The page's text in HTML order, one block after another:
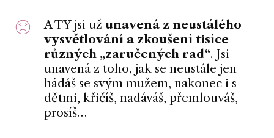
A TY jsi užunavená z neustálého
vysvětlování a zkoušení tisíce
různých „zaručených rad“. Jsi
unavená z toho, jak se neustále jen
hádáš se svým mužem, nakonec i s
dětmi, křičíš, nadáváš, přemlouváš,
prosíš…